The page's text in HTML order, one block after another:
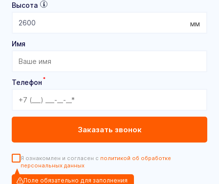
Высота
мм
Имя
Телефон *
Я ознакомлен и согласен с политикой об обработке
персональных данных
Поле обязательно для заполнения